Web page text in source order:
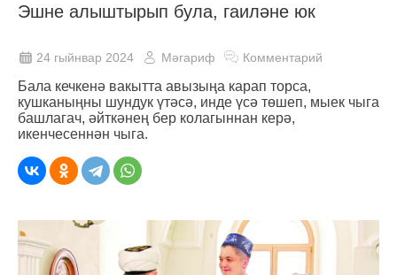
Эшне алыштырып була, гаиләне юк
24 гыйнвар 2024 Мәгариф Комментарий
Бала кечкенә вакытта авызыңа карап торса,
кушканыңны шундук үтәсә, инде үсә төшеп, мыек чыга
башлагач, әйткәнең бер колагыннан керә,
икенчесеннән чыга.